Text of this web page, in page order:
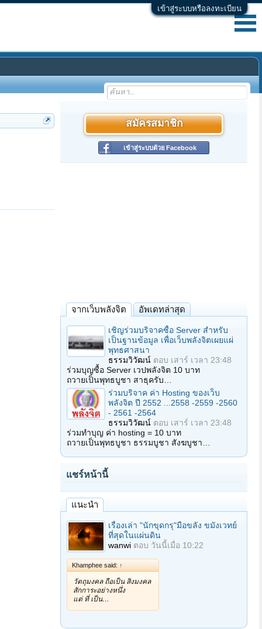
เข้าสู่ระบบหรือลงทะเบียน
สมัครสมาชิก
เข้าสู่ระบบด้วย Facebook
จากเว็บพลังจิต อัพเดทล่าสุด
เชิญร่วมบริจาคซื้อ Server สำหรับ
เป็นฐานข้อมูล เพื่อเว็บพลังจิตเผยแผ่
พุทธศาสนา
ธรรมวิวัฒน์ ตอบ เสาร์ เวลา 23:48
ร่วมบุญซื้อ Server เวปพลังจิต 10 บาท
ถวายเป็นพุทธบูชา สาธุครับ…
ร่วมบริจาค ค่า Hosting ของเว็บ
พลังจิต ปี 2552 ...2558 -2559 -2560
- 2561 -2564
ธรรมวิวัฒน์ ตอบ เสาร์ เวลา 23:48
ร่วมทำบุญ ค่า hosting = 10 บาท
ถวายเป็นพุทธบูชา ธรรมบูชา สังฆบูชา…
แชร์หน้านี้
แนะนำ
เรื่องเล่า "นักขุดกรุ"มือขลัง ขมังเวทย์
ที่สุดในแผ่นดิน
wanwi ตอบ วันนี้เมื่อ 10:22
Khamphee said: ↑
วัตถุมงคล ถือเป็น สิ่งมงคล
สักการะอย่างหนึ่ง
แต่ ที่ เป็น…